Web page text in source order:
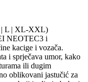
| L | XL-XXL)
NEOTEC3 i
kacige i vozača.
i sprječava umor, kako
ili dugim
oblikovani jastučić za